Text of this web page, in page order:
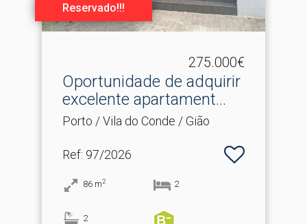
Reservado!!!
275.000€
Oportunidade de adquirir
excelente apartament.​..
Porto / Vila do Conde / Gião
Ref: 97/2026
86 m2 2
2